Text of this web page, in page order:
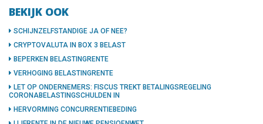
BEKIJK OOK
SCHIJNZELFSTANDIGE JA OF NEE?
CRYPTOVALUTA IN BOX 3 BELAST
BEPERKEN BELASTINGRENTE
VERHOGING BELASTINGRENTE
LET OP ONDERNEMERS: FISCUS TREKT BETALINGSREGELING
CORONABELASTINGSCHULDEN IN
HERVORMING CONCURRENTIEBEDING